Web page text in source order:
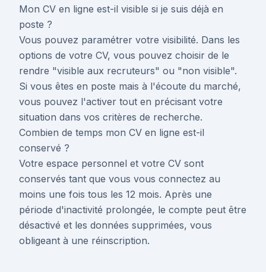
Mon CV en ligne est-il visible si je suis déjà en
poste ?
Vous pouvez paramétrer votre visibilité. Dans les
options de votre CV, vous pouvez choisir de le
rendre "visible aux recruteurs" ou "non visible".
Si vous êtes en poste mais à l'écoute du marché,
vous pouvez l'activer tout en précisant votre
situation dans vos critères de recherche.
Combien de temps mon CV en ligne est-il
conservé ?
Votre espace personnel et votre CV sont
conservés tant que vous vous connectez au
moins une fois tous les 12 mois. Après une
période d'inactivité prolongée, le compte peut être
désactivé et les données supprimées, vous
obligeant à une réinscription.